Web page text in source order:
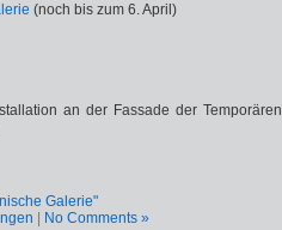
(noch bis zum 6. April)
an der Fassade der Temporären
Galerie"
No Comments »